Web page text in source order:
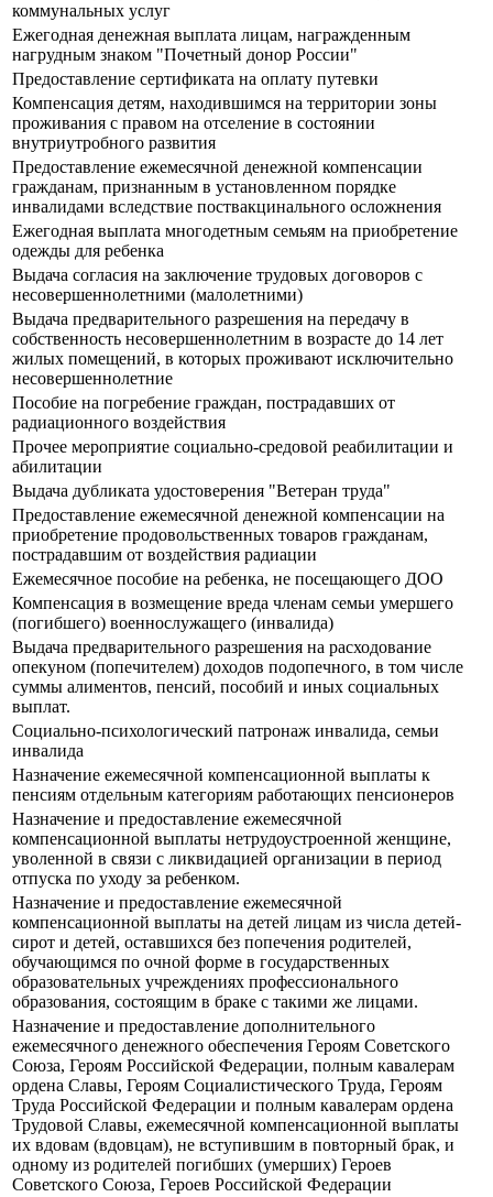
коммунальных услуг
Ежегодная денежная выплата лицам, награжденным
нагрудным знаком "Почетный донор России"
Предоставление сертификата на оплату путевки
Компенсация детям, находившимся на территории зоны
проживания с правом на отселение в состоянии
внутриутробного развития
Предоставление ежемесячной денежной компенсации
гражданам, признанным в установленном порядке
инвалидами вследствие поствакцинального осложнения
Ежегодная выплата многодетным семьям на приобретение
одежды для ребенка
Выдача согласия на заключение трудовых договоров с
несовершеннолетними (малолетними)
Выдача предварительного разрешения на передачу в
собственность несовершеннолетним в возрасте до 14 лет
жилых помещений, в которых проживают исключительно
несовершеннолетние
Пособие на погребение граждан, пострадавших от
радиационного воздействия
Прочее мероприятие социально-средовой реабилитации и
абилитации
Выдача дубликата удостоверения "Ветеран труда"
Предоставление ежемесячной денежной компенсации на
приобретение продовольственных товаров гражданам,
пострадавшим от воздействия радиации
Ежемесячное пособие на ребенка, не посещающего ДОО
Компенсация в возмещение вреда членам семьи умершего
(погибшего) военнослужащего (инвалида)
Выдача предварительного разрешения на расходование
опекуном (попечителем) доходов подопечного, в том числе
суммы алиментов, пенсий, пособий и иных социальных
выплат.
Социально-психологический патронаж инвалида, семьи
инвалида
Назначение ежемесячной компенсационной выплаты к
пенсиям отдельным категориям работающих пенсионеров
Назначение и предоставление ежемесячной
компенсационной выплаты нетрудоустроенной женщине,
уволенной в связи с ликвидацией организации в период
отпуска по уходу за ребенком.
Назначение и предоставление ежемесячной
компенсационной выплаты на детей лицам из числа детей-
сирот и детей, оставшихся без попечения родителей,
обучающимся по очной форме в государственных
образовательных учреждениях профессионального
образования, состоящим в браке с такими же лицами.
Назначение и предоставление дополнительного
ежемесячного денежного обеспечения Героям Советского
Союза, Героям Российской Федерации, полным кавалерам
ордена Славы, Героям Социалистического Труда, Героям
Труда Российской Федерации и полным кавалерам ордена
Трудовой Славы, ежемесячной компенсационной выплаты
их вдовам (вдовцам), не вступившим в повторный брак, и
одному из родителей погибших (умерших) Героев
Советского Союза, Героев Российской Федерации